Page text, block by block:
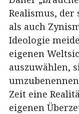
Realismus,
als auch
Ideologie
eigenen
auszuwählen,
Zeit eine
eigenen